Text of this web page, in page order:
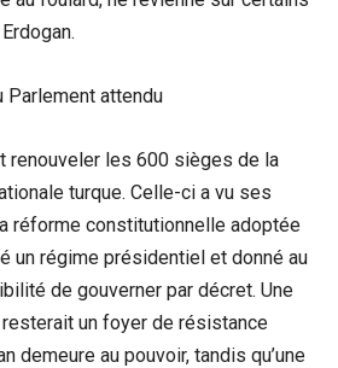
Parlement attendu
renouveler les 600 sièges de la
turque. Celle-ci a vu ses
réforme constitutionnelle adoptée
un régime présidentiel et donné au
de gouverner par décret. Une
un foyer de résistance
demeure au pouvoir, tandis qu’une